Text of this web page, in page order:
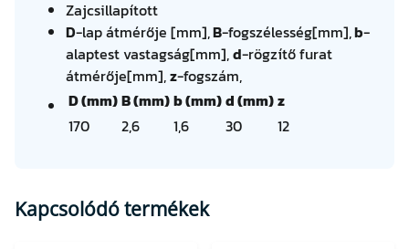
1
,
6
×
3
2
(
Zajcsillapított
D-lap átmérője [mm],B-fogszélesség[mm],b-
alaptest vastagság[mm],d-rögzítő furat
átmérője[mm],z-fogszám,
D (mm)B (mm)b (mm)d (mm)z
170
2,6 1,6 30 12
Kapcsolódó termékek